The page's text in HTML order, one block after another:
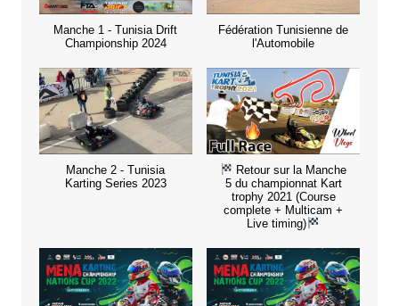
Manche 1 - Tunisia Drift
Championship 2024
Fédération Tunisienne de
l'Automobile
Manche 2 - Tunisia
Karting Series 2023
Retour sur la Manche
5 du championnat Kart
trophy 2021 (Course
complete + Multicam +
Live timing)